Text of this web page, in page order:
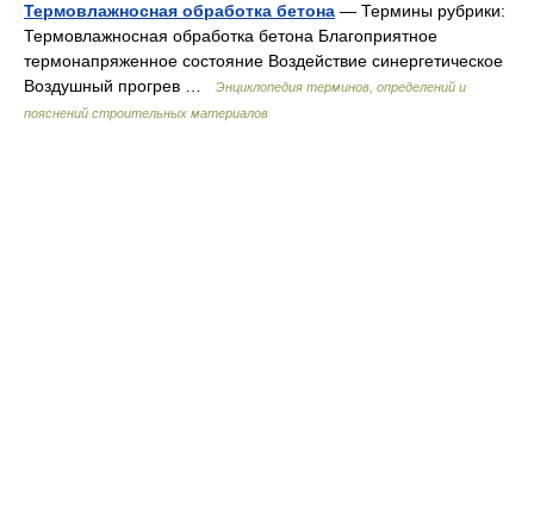
Термовлажносная обработка бетона — Термины рубрики:
Термовлажносная обработка бетона Благоприятное
термонапря­женное состояние Воздействие синергетическое
Воздушный прогрев …
Энциклопедия терминов, определений и
пояснений строительных материалов